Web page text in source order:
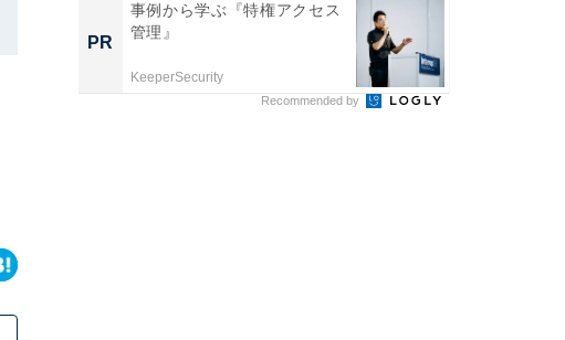
PR
事例から学ぶ『特権アクセス
管理』
KeeperSecurity
Recommended by